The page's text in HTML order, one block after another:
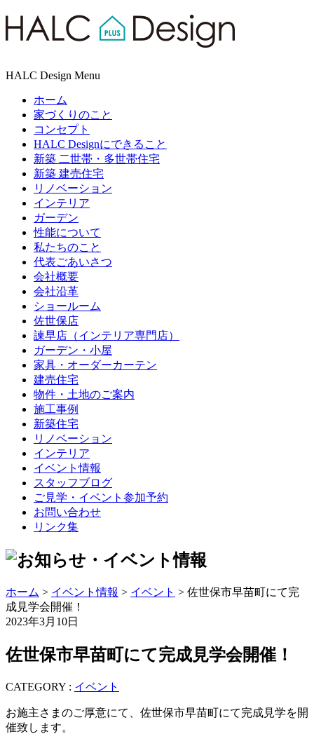
HALC Design Menu
ホーム
家づくりのこと
コンセプト
HALC Designにできること
新築 二世帯・多世帯住宅
新築 建売住宅
リノベーション
インテリア
ガーデン
性能について
私たちのこと
代表ごあいさつ
会社概要
会社沿革
ショールーム
佐世保店
諫早店（インテリア専門店）
ガーデン・小屋
家具・オーダーカーテン
建売住宅
物件・土地のご案内
施工事例
新築住宅
リノベーション
インテリア
イベント情報
スタッフブログ
ご見学・イベント参加予約
お問い合わせ
リンク集
ホーム > イベント情報 > イベント > 佐世保市早苗町にて完
成見学会開催！
2023年3月10日
佐世保市早苗町にて完成見学会開催！
CATEGORY : イベント
お施主さまのご厚意にて、佐世保市早苗町にて完成見学を開
催致します。